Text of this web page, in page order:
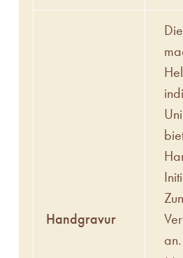
Handgravur